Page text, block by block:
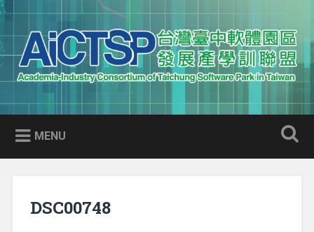
Skip
to
content
Search
AICTSP 台灣臺中軟體園區發展
產學訓聯盟
Academia-Industry Consortium of Taichung Software Park
in Taiwan
MENU
DSC00748